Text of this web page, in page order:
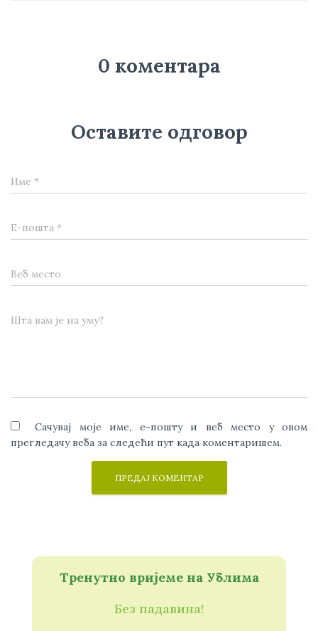
0 коментара
Оставите одговор
Име *
Е-пошта *
Веб место
Шта вам је на уму?
Сачувај моје име, е-пошту и веб место у овом
прегледачу веба за следећи пут када коментаришем.
Тренутно вријеме на Ублима
Без падавина!